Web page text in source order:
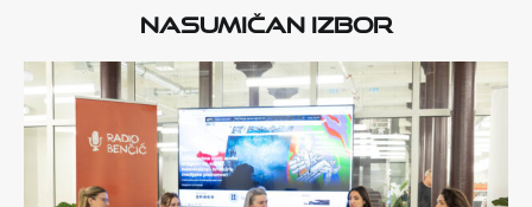
Nasumičan izbor